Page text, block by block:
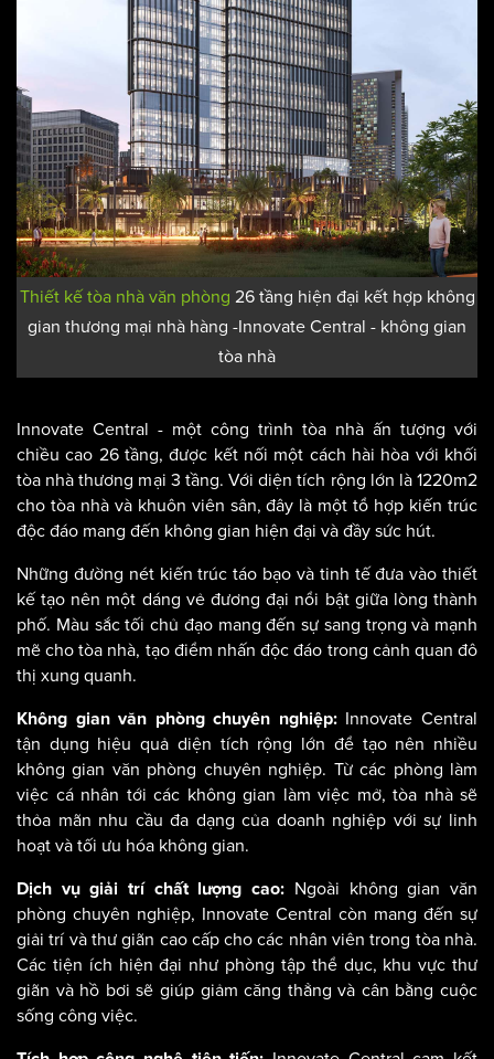
Thiết kế tòa nhà văn phòng 26 tầng hiện đại kết hợp không
gian thương mại nhà hàng -Innovate Central - không gian
tòa nhà
Innovate Central - một công trình tòa nhà ấn tượng với
chiều cao 26 tầng, được kết nối một cách hài hòa với khối
tòa nhà thương mại 3 tầng. Với diện tích rộng lớn là 1220m2
cho tòa nhà và khuôn viên sân, đây là một tổ hợp kiến trúc
độc đáo mang đến không gian hiện đại và đầy sức hút.
Những đường nét kiến trúc táo bạo và tinh tế đưa vào thiết
kế tạo nên một dáng vẻ đương đại nổi bật giữa lòng thành
phố. Màu sắc tối chủ đạo mang đến sự sang trọng và mạnh
mẽ cho tòa nhà, tạo điểm nhấn độc đáo trong cảnh quan đô
thị xung quanh.
Không gian văn phòng chuyên nghiệp:Innovate Central
tận dụng hiệu quả diện tích rộng lớn để tạo nên nhiều
không gian văn phòng chuyên nghiệp. Từ các phòng làm
việc cá nhân tới các không gian làm việc mở, tòa nhà sẽ
thỏa mãn nhu cầu đa dạng của doanh nghiệp với sự linh
hoạt và tối ưu hóa không gian.
Dịch vụ giải trí chất lượng cao:
Ngoài không gian văn
phòng chuyên nghiệp, Innovate Central còn mang đến sự
giải trí và thư giãn cao cấp cho các nhân viên trong tòa nhà.
Các tiện ích hiện đại như phòng tập thể dục, khu vực thư
giãn và hồ bơi sẽ giúp giảm căng thẳng và cân bằng cuộc
sống công việc.